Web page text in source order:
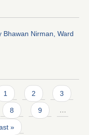
Bhawan Nirman, Ward
1 2 3
8 9 …
»